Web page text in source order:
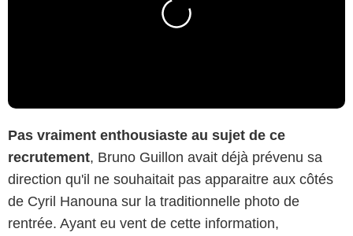
Pas vraiment enthousiaste au sujet de ce
recrutement, Bruno Guillon avait déjà prévenu sa
direction qu'il ne souhaitait pas apparaitre aux côtés
de Cyril Hanouna sur la traditionnelle photo de
rentrée. Ayant eu vent de cette information,